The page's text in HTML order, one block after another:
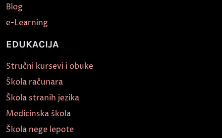
Blog
e-Learning
EDUKACIJA
Stručni kursevi i obuke
Škola računara
Škola stranih jezika
Medicinska škola
Škola nege lepote